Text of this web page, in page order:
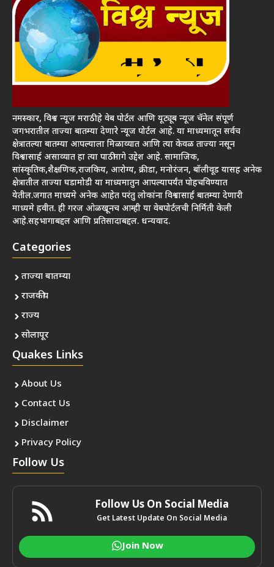
नमस्कार, विश्व न्यूज मराठी हे वेब पोर्टल आणि यूट्यूब न्यूज चॅनेल संपूर्ण
जगभरातील ताज्या बातम्या देणारे न्यूज पोर्टल आहे. या माध्यमातून सर्वच
क्षेत्रातल्या बातम्या आपल्याला मिळाव्यात आणि त्या केवळ ताज्या नसून
विश्वासार्ह असाव्यात हा त्या पाठीमागे उद्देश आहे. सामाजिक,
सांस्कृतिक,शैक्षणिक,राजकिय, आरोग्य, क्रीडा, मनोरंजन, बॉलीवूड यासह अनेक
क्षेत्रातील ताज्या घडामोडी या माध्यमातुन आपल्यापर्यंत पोहचविण्यात
येतील.जगात माध्यमे अनेक आहेत परंतु लोकांना विश्वासार्ह बातम्या देणारी
माध्यमे हवीत. ही गरज ओळखूनच आम्ही या वेबपोर्टलची निर्मिती केली
आहे.सहभागाबद्दल आणि प्रतिसादाबद्दल. धन्यवाद.
Categories
ताज्या बातम्या
राजकीय
राज्य
सोलापूर
Quakes Links
About Us
Contact Us
Disclaimer
Privacy Policy
Follow Us
Follow Us On Social Media
Get Latest Update On Social Media
Join Now